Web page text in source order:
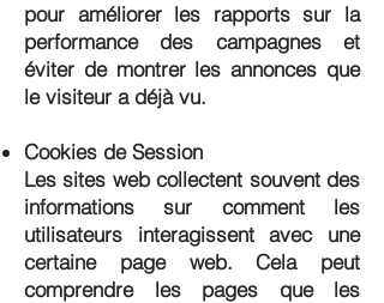
pour améliorer les rapports sur la
performance des campagnes et
éviter de montrer les annonces que
le visiteur a déjà vu.
Cookies de Session
Les sites web collectent souvent des
informations sur comment les
utilisateurs interagissent avec une
certaine page web. Cela peut
comprendre les pages que les